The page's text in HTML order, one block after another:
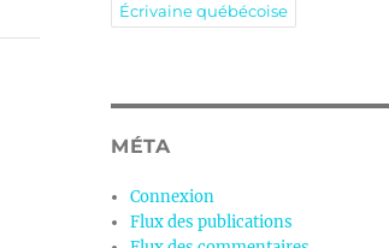
Écrivaine québécoise
MÉTA
Connexion
Flux des publications